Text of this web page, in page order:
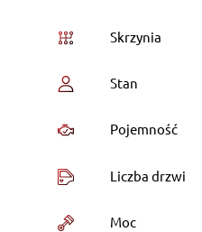
Skrzynia
Stan
Pojemność
Liczba drzwi
Moc